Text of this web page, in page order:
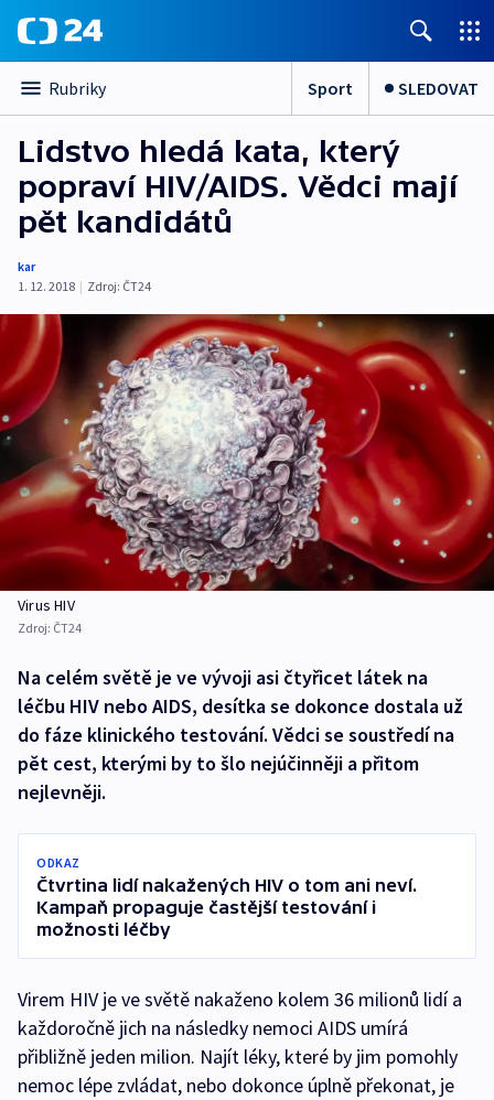
Rubriky Sport SLEDOVAT
Lidstvo hledá kata, který
popraví HIV/AIDS. Vědci mají
pět kandidátů
kar
1. 12. 2018 | Zdroj: ČT24
Virus HIV
Zdroj: ČT24
Na celém světě je ve vývoji asi čtyřicet látek na
léčbu HIV nebo AIDS, desítka se dokonce dostala už
do fáze klinického testování. Vědci se soustředí na
pět cest, kterými by to šlo nejúčinněji a přitom
nejlevněji.
ODKAZ
Čtvrtina lidí nakažených HIV o tom ani neví.
Kampaň propaguje častější testování i
možnosti léčby
Virem HIV je ve světě nakaženo kolem 36 milionů lidí a
každoročně jich na následky nemoci AIDS umírá
přibližně jeden milion. Najít léky, které by jim pomohly
nemoc lépe zvládat, nebo dokonce úplně překonat, je